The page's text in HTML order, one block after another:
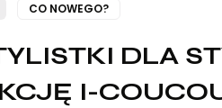
CO NOWEGO?
DLA
I-